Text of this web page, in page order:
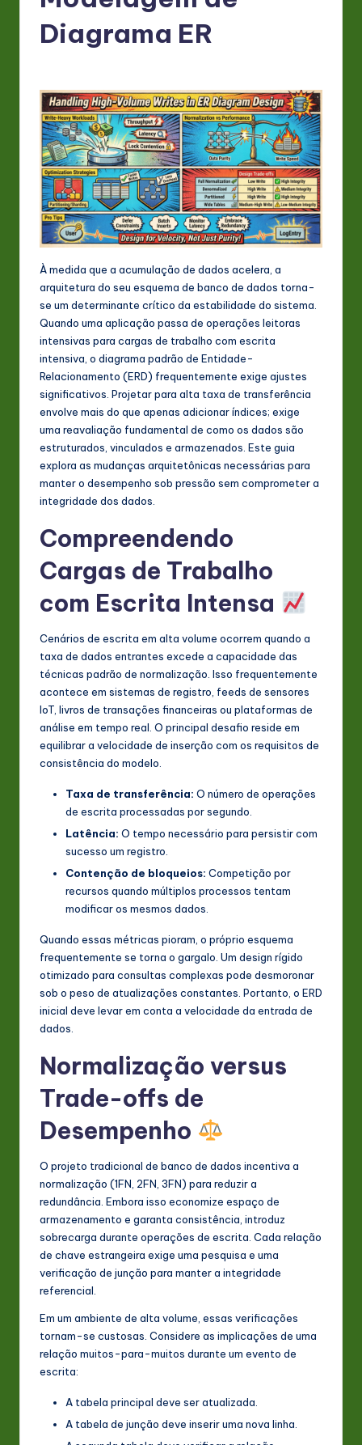
L
in
A
&
w
In
Diagrama ER
À medida que a acumulação de dados acelera, a
arquitetura do seu esquema de banco de dados torna-
se um determinante crítico da estabilidade do sistema.
Quando uma aplicação passa de operações leitoras
intensivas para cargas de trabalho com escrita
intensiva, o diagrama padrão de Entidade-
Relacionamento (ERD) frequentemente exige ajustes
significativos. Projetar para alta taxa de transferência
envolve mais do que apenas adicionar índices; exige
uma reavaliação fundamental de como os dados são
estruturados, vinculados e armazenados. Este guia
explora as mudanças arquitetônicas necessárias para
manter o desempenho sob pressão sem comprometer a
integridade dos dados.
Compreendendo
Cargas de Trabalho
com Escrita Intensa
Cenários de escrita em alta volume ocorrem quando a
taxa de dados entrantes excede a capacidade das
técnicas padrão de normalização. Isso frequentemente
acontece em sistemas de registro, feeds de sensores
IoT, livros de transações financeiras ou plataformas de
análise em tempo real. O principal desafio reside em
equilibrar a velocidade de inserção com os requisitos de
consistência do modelo.
Taxa de transferência: O número de operações
de escrita processadas por segundo.
Latência: O tempo necessário para persistir com
sucesso um registro.
Contenção de bloqueios: Competição por
recursos quando múltiplos processos tentam
modificar os mesmos dados.
Quando essas métricas pioram, o próprio esquema
frequentemente se torna o gargalo. Um design rígido
otimizado para consultas complexas pode desmoronar
sob o peso de atualizações constantes. Portanto, o ERD
inicial deve levar em conta a velocidade da entrada de
dados.
Normalização versus
Trade-offs de
Desempenho
O projeto tradicional de banco de dados incentiva a
normalização (1FN, 2FN, 3FN) para reduzir a
redundância. Embora isso economize espaço de
armazenamento e garanta consistência, introduz
sobrecarga durante operações de escrita. Cada relação
de chave estrangeira exige uma pesquisa e uma
verificação de junção para manter a integridade
referencial.
Em um ambiente de alta volume, essas verificações
tornam-se custosas. Considere as implicações de uma
relação muitos-para-muitos durante um evento de
escrita:
A tabela principal deve ser atualizada.
A tabela de junção deve inserir uma nova linha.